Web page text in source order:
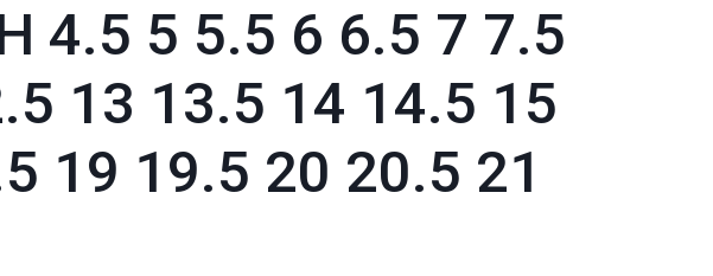
4.5 5 5.5 6 6.5 7 7.5
13 13.5 14 14.5 15
19 19.5 20 20.5 21